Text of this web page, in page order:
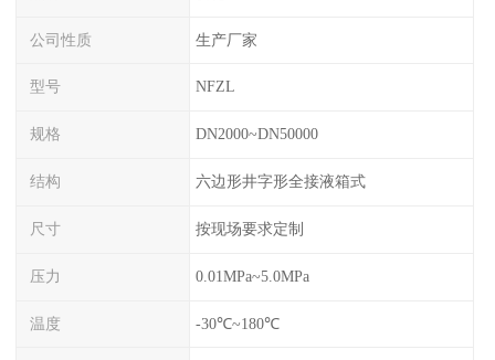
公司性质 生产厂家
型号 NFZL
规格 DN2000~DN50000
结构 六边形井字形全接液箱式
尺寸 按现场要求定制
压力 0.01MPa~5.0MPa
温度 -30℃~180℃